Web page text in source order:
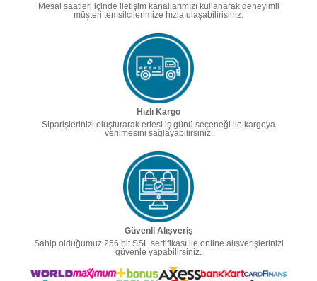
Mesai saatleri içinde iletişim kanallarımızı kullanarak deneyimli
müşteri temsilcilerimize hızla ulaşabilirisiniz.
Hızlı Kargo
Siparişlerinizi oluşturarak ertesi iş günü seçeneği ile kargoya
verilmesini sağlayabilirsiniz.
Güvenli Alışveriş
Sahip olduğumuz 256 bit SSL sertifikası ile online alışverişlerinizi
güvenle yapabilirsiniz.